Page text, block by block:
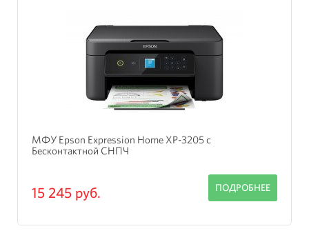
МФУ Epson Expression Home XP-3205 с
Бесконтактной СНПЧ
15 245 руб. ПОДРОБНЕЕ